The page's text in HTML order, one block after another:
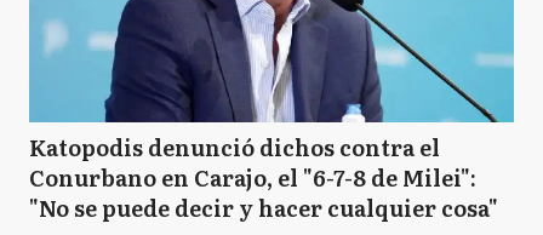
Katopodis denunció dichos contra el
Conurbano en Carajo, el "6-7-8 de Milei":
"No se puede decir y hacer cualquier cosa"